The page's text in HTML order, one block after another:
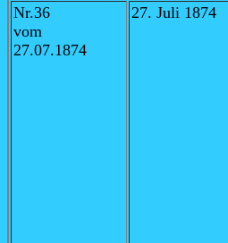
Nr.36
vom
27.07.1874
27. Juli 1874